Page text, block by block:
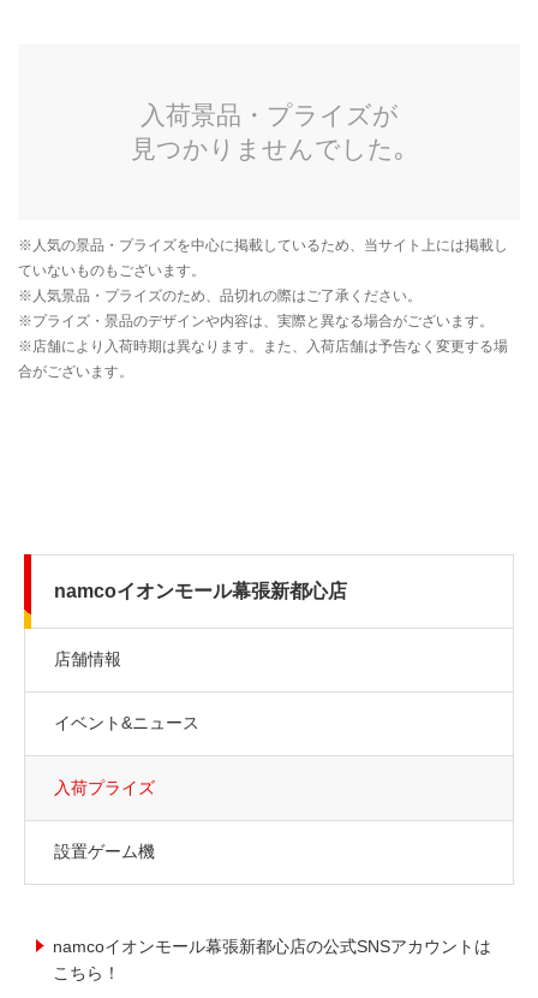
namcoイオンモール幕張新都心店
店舗情報
イベント&ニュース
入荷プライズ
設置ゲーム機
namcoイオンモール幕張新都心店の公式SNSアカウントは
こちら！